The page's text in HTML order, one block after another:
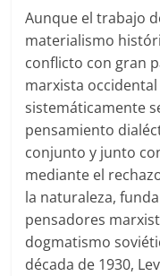
Aunque el trabajo
materialismo
conflicto con gran
marxista
sistemáticamente
pensamiento
conjunto y junto
mediante el
la naturaleza,
pensadores
dogmatismo
década de 1930,